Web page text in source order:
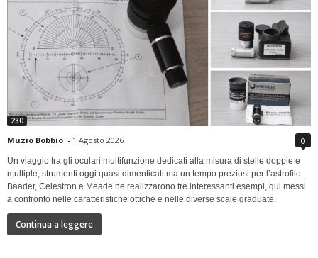
280
Muzio Bobbio - 1 Agosto 2026 0
Un viaggio tra gli oculari multifunzione dedicati alla misura di stelle doppie e
multiple, strumenti oggi quasi dimenticati ma un tempo preziosi per l’astrofilo.
Baader, Celestron e Meade ne realizzarono tre interessanti esempi, qui messi
a confronto nelle caratteristiche ottiche e nelle diverse scale graduate.
Continua a leggere